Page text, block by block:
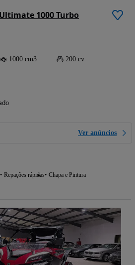
1000 Turbo
1000 cm3
200 cv
Ver anúncios
Repações rápidas Chapa e Pintura